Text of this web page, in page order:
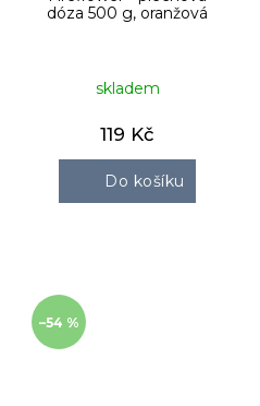
dóza 500 g, oranžová
skladem
119 Kč
Do košíku
–54 %